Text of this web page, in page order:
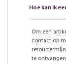
Hoe kan ik
Om een
contact op
te